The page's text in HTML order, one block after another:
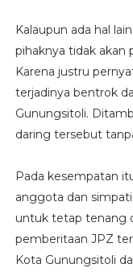
Kalaupun ada hal
pihaknya tidak akan
Karena justru
terjadinya bentrok
Gunungsitoli.
daring tersebut
Pada kesempatan
anggota dan
untuk tetap tenang
pemberitaan JPZ
Kota Gunungsitoli